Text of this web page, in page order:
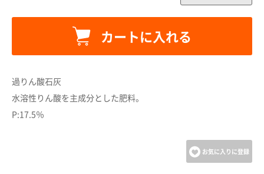
カートに入れる
カートに追加しました。
お買い物を続ける
過りん酸石灰
水溶性りん酸を主成分とした肥料。
P:17.5％
お気に入りに登録